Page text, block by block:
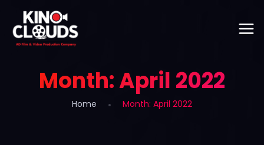
Month:April 2022
Home Month: April 2022